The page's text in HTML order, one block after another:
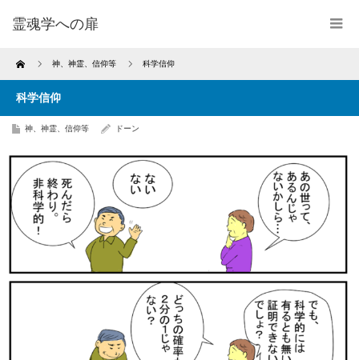
霊魂学への扉
Home 神、神霊、信仰等 科学信仰
科学信仰
神、神霊、信仰等 ドーン